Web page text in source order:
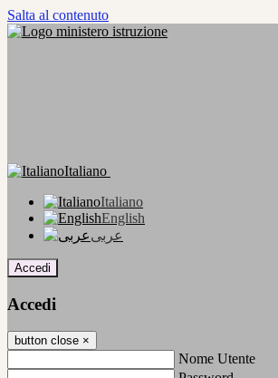
Salta al contenuto
Italiano
Italiano
English
عربى
Accedi
Accedi
button close ×
Nome Utente